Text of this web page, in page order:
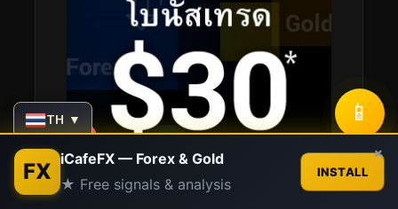
TH ▼ 📱
FX iCafeFX — Forex & Gold
★ Free signals & analysis
INSTALL
×
Contact us
Open